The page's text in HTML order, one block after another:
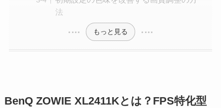
法
もっと見る
BenQ ZOWIE XL2411Kとは？FPS特化型